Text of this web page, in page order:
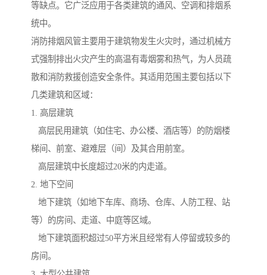
等缺点。它广泛应用于各类建筑的通风、空调和排烟系
统中。
消防排烟风管主要用于建筑物发生火灾时，通过机械方
式强制排出火灾产生的高温有毒烟雾和热气，为人员疏
散和消防救援创造安全条件。其适用范围主要包括以下
几类建筑和区域：
1. 高层建筑
高层民用建筑（如住宅、办公楼、酒店等）的防烟楼
梯间、前室、避难层（间）及其合用前室。
高层建筑中长度超过20米的内走道。
2. 地下空间
地下建筑（如地下车库、商场、仓库、人防工程、站
等）的房间、走道、中庭等区域。
地下建筑面积超过50平方米且经常有人停留或较多的
房间。